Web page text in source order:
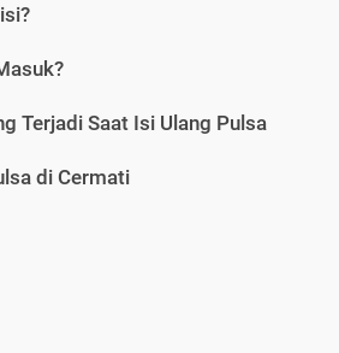
Terjadi Saat Isi Ulang Pulsa
di Cermati